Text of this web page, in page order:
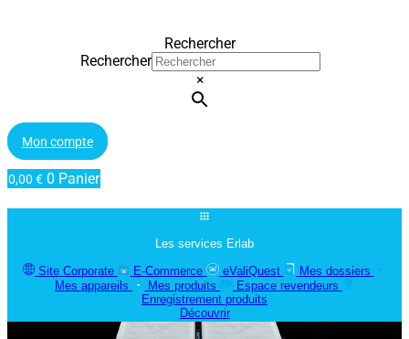
Rechercher
Rechercher
×
Mon compte
0,00 € 0 Panier
Les services Erlab
Site Corporate
E-Commerce eValiQuest
Mes dossiers
Mes appareils
Mes produits
Espace revendeurs
Enregistrement produits
Découvrir